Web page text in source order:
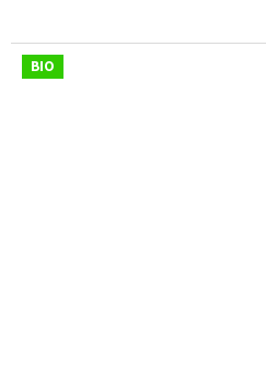
BIO